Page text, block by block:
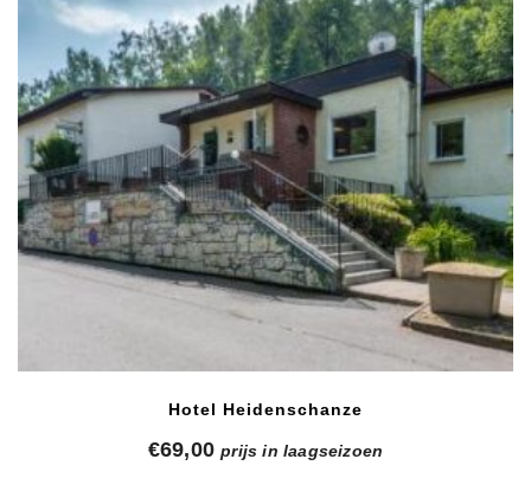
Hotel Heidenschanze
€69,00 prijs in laagseizoen